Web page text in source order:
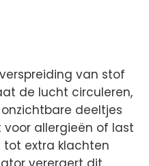
van stof
de lucht circuleren,
deeltjes
voor allergieën of last
extra klachten